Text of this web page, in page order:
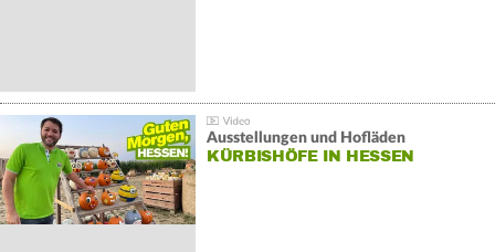
Ausstellungen und Hofläden
KÜRBISHÖFE IN HESSEN